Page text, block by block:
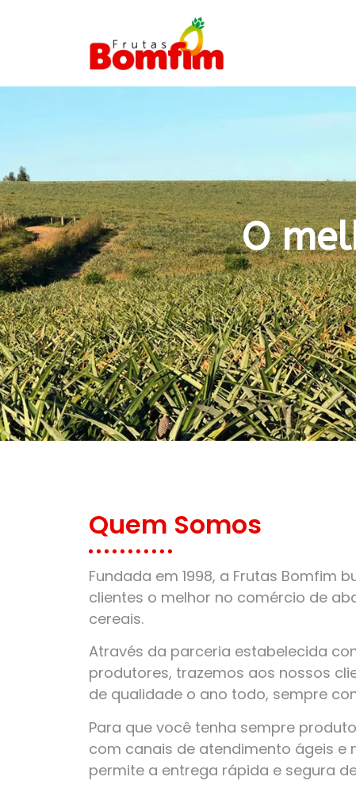
O
Quem Somos
Fundada em 1998, a Frutas Bomfim
clientes o melhor no comércio de
cereais.
Através da parceria estabelecida
produtores, trazemos aos nossos
de qualidade o ano todo, sempre
Para que você tenha sempre
com canais de atendimento ágeis e
permite a entrega rápida e segura